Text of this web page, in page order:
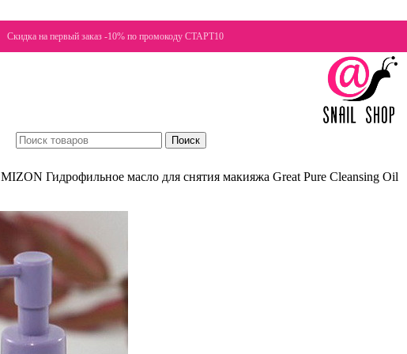
Скидка на первый заказ -10% по промокоду СТАРТ10
Поиск
MIZON Гидрофильное масло для снятия макияжа Great Pure Cleansing Oil